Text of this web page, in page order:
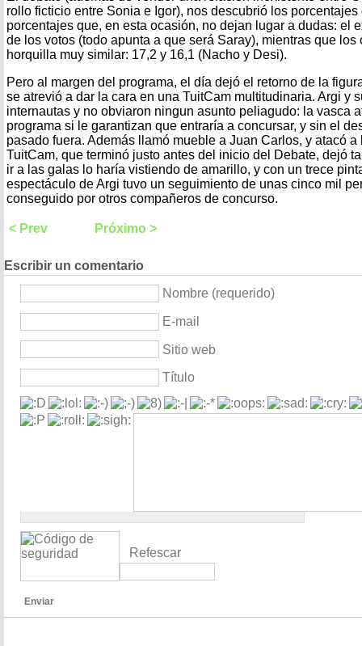
rollo ficticio entre Sonia e Igor), nos descubrió los
porcentajes que, en esta ocasión, no dejan lugar a dudas: el
de los votos (todo apunta a que será Saray), mientras que los
horquilla muy similar: 17,2 y 16,1 (Nacho y Desi).
Pero al margen del programa, el día dejó el retorno de la
se atrevió a dar la cara en una TuitCam multitudinaria. Argi y
internautas y no obviaron ningun asunto peliagudo: la vasca
programa si le garantizan que entraría a concursar, y sin el
pasado fuera. Además llamó mueble a Juan Carlos, y atacó
TuitCam, que terminó justo antes del inicio del Debate, dejó
ir a las galas lo haría vistiendo de amarillo, y con un trece
espectáculo de Argi tuvo un seguimiento de unas cinco mil
conseguido por otros compañeros de concurso.
< Prev Próximo >
Escribir un comentario
Nombre (requerido)
E-mail
Sitio web
Título
Refescar
Enviar